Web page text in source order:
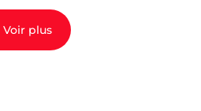
Voir plus